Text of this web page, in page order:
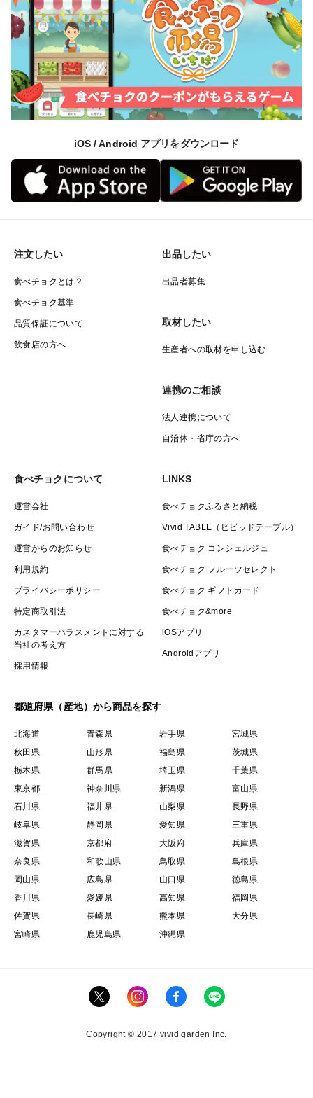
iOS / Android アプリをダウンロード
注文したい
食べチョクとは？
食べチョク基準
品質保証について
飲食店の方へ
出品したい
出品者募集
取材したい
生産者への取材を申し込む
連携のご相談
法人連携について
自治体・省庁の方へ
食べチョクについて
運営会社
ガイド/お問い合わせ
運営からのお知らせ
利用規約
プライバシーポリシー
特定商取引法
カスタマーハラスメントに対する
当社の考え方
採用情報
LINKS
食べチョクふるさと納税
Vivid TABLE（ビビッドテーブル）
食べチョク コンシェルジュ
食べチョク フルーツセレクト
食べチョク ギフトカード
食べチョク&more
iOSアプリ
Androidアプリ
都道府県（産地）から商品を探す
北海道 青森県 岩手県
宮城県
秋田県
山形県 福島県
茨城県
栃木県
群馬県 埼玉県
千葉県
東京都
神奈川県 新潟県
富山県
石川県
福井県 山梨県
長野県
岐阜県
静岡県 愛知県
三重県
滋賀県
京都府 大阪府
兵庫県
奈良県
和歌山県 鳥取県
島根県
岡山県
広島県 山口県
徳島県
香川県
愛媛県 高知県
福岡県
佐賀県
長崎県 熊本県
大分県
宮崎県
鹿児島県 沖縄県
Copyright © 2017 vivid garden Inc.